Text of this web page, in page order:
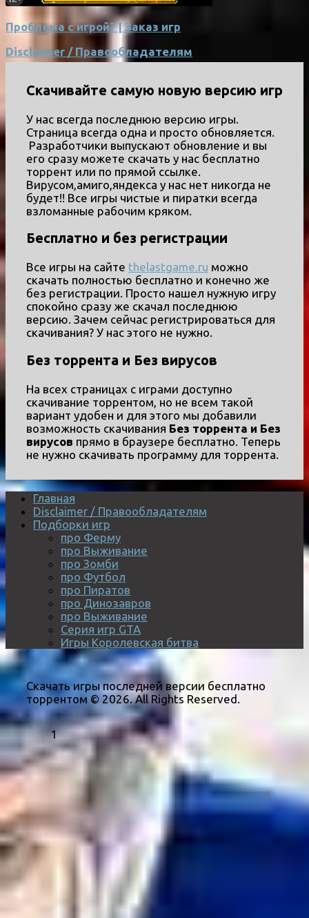
Проблема с игрой? | Заказ игр
Disclaimer / Правообладателям
Скачивайте самую новую версию игр
У нас всегда последнюю версию игры.
Страница всегда одна и просто обновляется.
Разработчики выпускают обновление и вы
его сразу можете скачать у нас бесплатно
торрент или по прямой ссылке.
Вирусом,амиго,яндекса у нас нет никогда не
будет!! Все игры чистые и пиратки всегда
взломанные рабочим кряком.
Бесплатно и без регистрации
Все игры на сайте thelastgame.ru можно
скачать полностью бесплатно и конечно же
без регистрации. Просто нашел нужную игру
спокойно сразу же скачал последнюю
версию. Зачем сейчас регистрироваться для
скачивания? У нас этого не нужно.
Без торрента и Без вирусов
На всех страницах с играми доступно
скачивание торрентом, но не всем такой
вариант удобен и для этого мы добавили
возможность скачивания Без торрента и Без
вирусов прямо в браузере бесплатно. Теперь
не нужно скачивать программу для торрента.
Главная
Disclaimer / Правообладателям
Подборки игр
про Ферму
про Выживание
про Зомби
про Футбол
про Пиратов
про Динозавров
про Выживание
Серия игр GTA
Игры Королевская битва
Скачать игры последней версии бесплатно
торрентом © 2026. All Rights Reserved.
1